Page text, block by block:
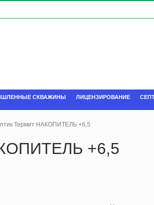
СКВАЖИНЫ ЛИЦЕНЗИРОВАНИЕ
Термит НАКОПИТЕЛЬ +6,5
+6,5